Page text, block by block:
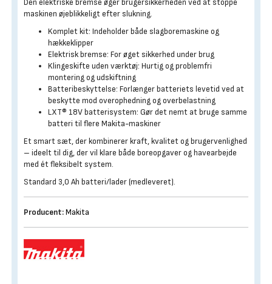
Den elektriske bremse øger brugersikkerheden ved at stoppe
maskinen øjeblikkeligt efter slukning.
Komplet kit: Indeholder både slagboremaskine og
hækkeklipper
Elektrisk bremse: For øget sikkerhed under brug
Klingeskifte uden værktøj: Hurtig og problemfri
montering og udskiftning
Batteribeskyttelse: Forlænger batteriets levetid ved at
beskytte mod overophedning og overbelastning
LXT® 18V batterisystem: Gør det nemt at bruge samme
batteri til flere Makita-maskiner
Et smart sæt, der kombinerer kraft, kvalitet og brugervenlighed
– ideelt til dig, der vil klare både boreopgaver og havearbejde
med ét fleksibelt system.
Standard 3,0 Ah batteri/lader (medleveret).
Producent:Makita